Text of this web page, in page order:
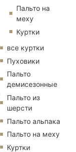
Пальто на
меху
Куртки
все куртки
Пуховики
Пальто
демисезонные
Пальто из
шерсти
Пальто альпака
Пальто на меху
Куртки